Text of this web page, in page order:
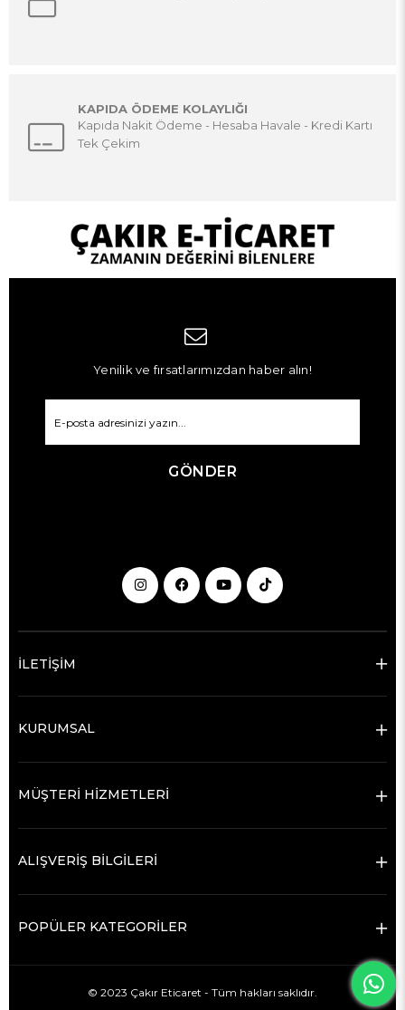
KAPIDA ÖDEME KOLAYLIĞI
Kapıda Nakit Ödeme - Hesaba Havale - Kredi Kartı
Tek Çekim
Yenilik ve fırsatlarımızdan haber alın!
GÖNDER
İLETİŞİM
KURUMSAL
MÜŞTERİ HİZMETLERİ
ALIŞVERİŞ BİLGİLERİ
POPÜLER KATEGORİLER
© 2023 Çakır Eticaret - Tüm hakları saklıdır.